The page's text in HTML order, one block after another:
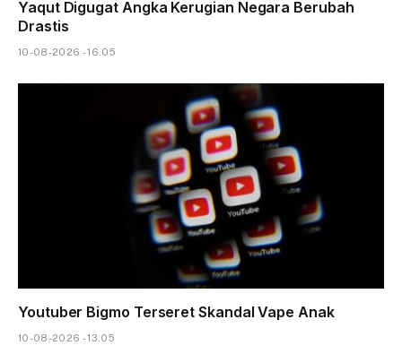
Yaqut Digugat Angka Kerugian Negara Berubah
Drastis
10-08-2026 - 16.05
Youtuber Bigmo Terseret Skandal Vape Anak
10-08-2026 - 13.05